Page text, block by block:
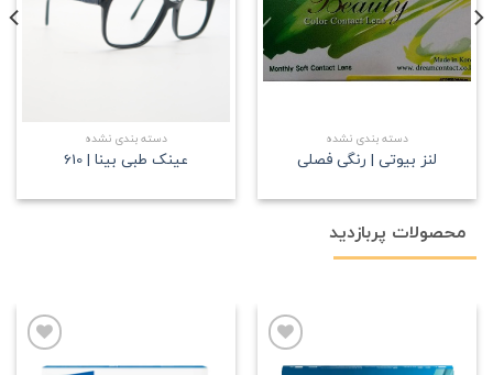
مندی
دسته بندی نشده
لنز بیوتی | رنگی فصلی
مندی
دسته بندی نشده
عینک طبی بینا | 610
محصولات پربازدید